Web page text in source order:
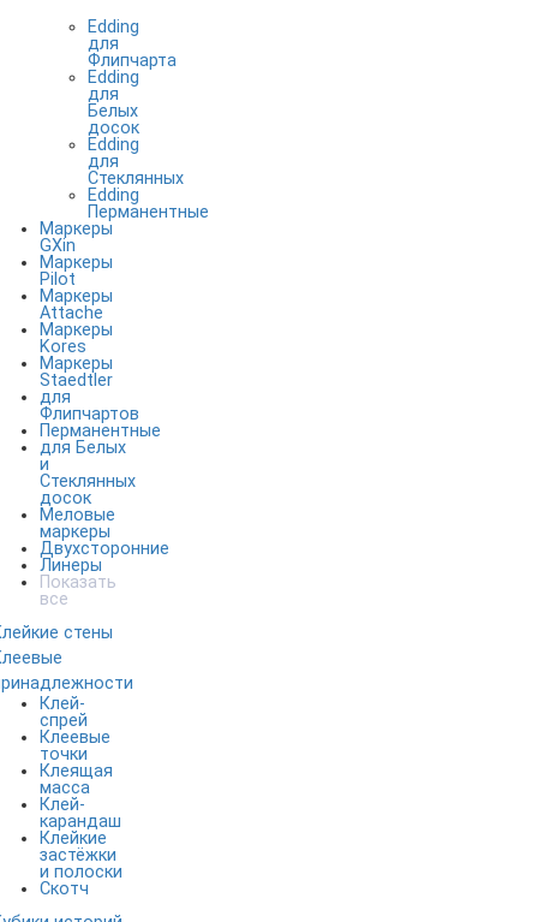
Edding
для
Флипчарта
Edding
для
Белых
досок
Edding
для
Стеклянных
Edding
Перманентные
Маркеры
GXin
Маркеры
Pilot
Маркеры
Attache
Маркеры
Kores
Маркеры
Staedtler
для
Флипчартов
Перманентные
для Белых
и
Стеклянных
досок
Меловые
маркеры
Двухсторонние
Линеры
Показать
все
стены
Клей-
спрей
Клеевые
точки
Клеящая
масса
Клей-
карандаш
Клейкие
застёжки
и полоски
Скотч